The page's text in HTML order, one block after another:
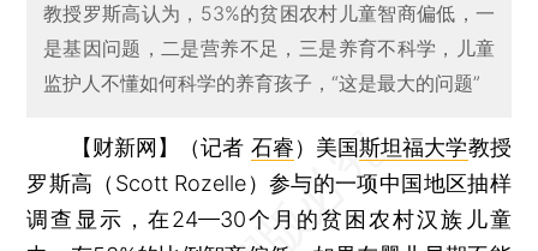
教授罗斯高认为，53%的贫困农村儿童智商偏低，一
是基因问题，二是营养不足，三是养育不科学，儿童
监护人不懂如何科学的养育孩子，“这是最大的问题”
【财新网】（记者 石睿） 美国斯坦福大学教授
罗斯高（Scott Rozelle）参与的一项中国地区抽样
调查显示，在24—30个月的贫困农村汉族儿童